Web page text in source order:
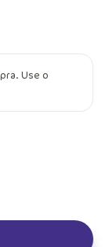
Use o